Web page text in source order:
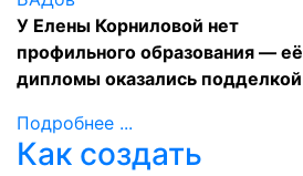
У Елены Корниловой нет
профильного образования — её
дипломы оказались подделкой
Подробнее ...
Как создать